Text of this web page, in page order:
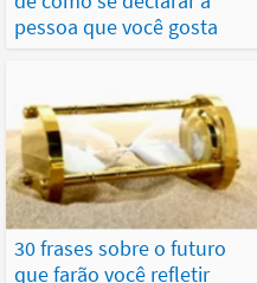
pessoa que você gosta
30 frases sobre o futuro
que farão você refletir